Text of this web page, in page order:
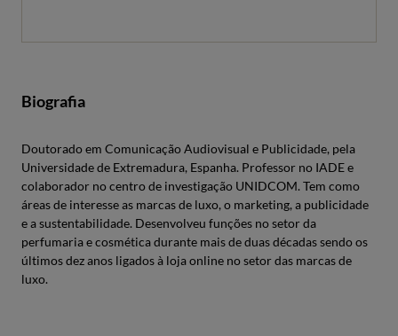
Biografia
Doutorado em Comunicação Audiovisual e Publicidade, pela
Universidade de Extremadura, Espanha. Professor no IADE e
colaborador no centro de investigação UNIDCOM. Tem como
áreas de interesse as marcas de luxo, o marketing, a publicidade
e a sustentabilidade. Desenvolveu funções no setor da
perfumaria e cosmética durante mais de duas décadas sendo os
últimos dez anos ligados à loja online no setor das marcas de
luxo.